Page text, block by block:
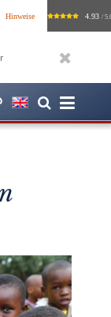
Hinweise 4.93 /